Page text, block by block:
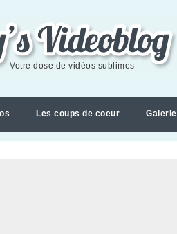
Votre dose de vidéos sublimes
Les coups de coeur Galerie